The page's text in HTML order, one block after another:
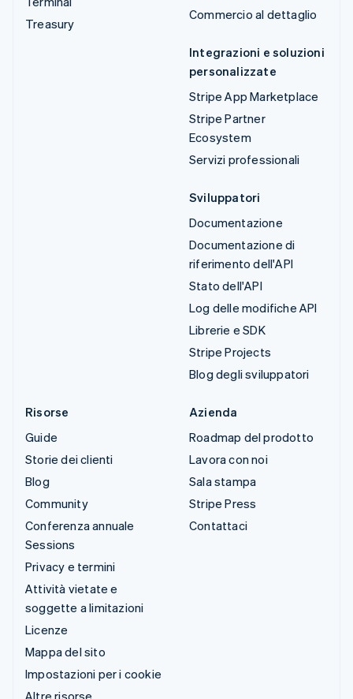
Treasury
Commercio al dettaglio
Integrazioni e soluzioni
personalizzate
Stripe App Marketplace
Stripe Partner
Ecosystem
Servizi professionali
Sviluppatori
Documentazione
Documentazione di
riferimento dell'API
Stato dell'API
Log delle modifiche API
Librerie e SDK
Stripe Projects
Blog degli sviluppatori
Risorse
Guide
Storie dei clienti
Blog
Community
Conferenza annuale
Sessions
Privacy e termini
Attività vietate e
soggette a limitazioni
Licenze
Mappa del sito
Impostazioni per i cookie
Altre risorse
Azienda
Roadmap del prodotto
Lavora con noi
Sala stampa
Stripe Press
Contattaci